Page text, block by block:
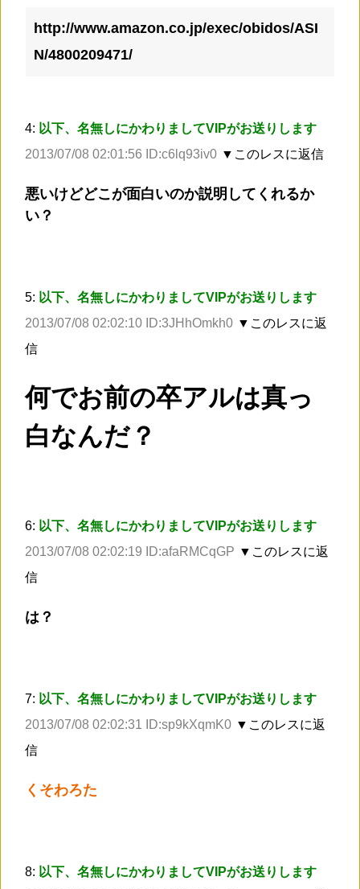
http://www.amazon.co.jp/exec/obidos/ASI
N/4800209471/
4: 以下、名無しにかわりましてVIPがお送りします
2013/07/08 02:01:56 ID:c6lq93iv0 ▼このレスに返信
悪いけどどこが面白いのか説明してくれるか
い？
5: 以下、名無しにかわりましてVIPがお送りします
2013/07/08 02:02:10 ID:3JHhOmkh0 ▼このレスに返
信
何でお前の卒アルは真っ
白なんだ？
6: 以下、名無しにかわりましてVIPがお送りします
2013/07/08 02:02:19 ID:afaRMCqGP ▼このレスに返
信
は？
7: 以下、名無しにかわりましてVIPがお送りします
2013/07/08 02:02:31 ID:sp9kXqmK0 ▼このレスに返
信
くそわろた
8: 以下、名無しにかわりましてVIPがお送りします